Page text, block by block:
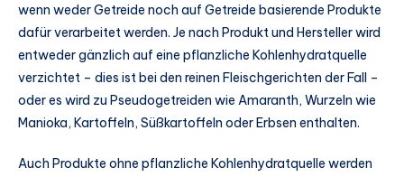
wenn weder Getreide noch auf Getreide basierende Produkte
dafür verarbeitet werden. Je nach Produkt und Hersteller wird
entweder gänzlich auf eine pflanzliche Kohlenhydratquelle
verzichtet – dies ist bei den reinen Fleischgerichten der Fall –
oder es wird zu Pseudogetreiden wie Amaranth, Wurzeln wie
Manioka, Kartoffeln, Süßkartoffeln oder Erbsen enthalten.
Auch Produkte ohne pflanzliche Kohlenhydratquelle werden